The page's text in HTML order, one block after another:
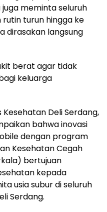
meminta seluruh
turun hingga ke
dirasakan langsung
berat agar tidak
keluarga
Deli Serdang,
bahwa inovasi
dengan program
Kesehatan Cegah
bertujuan
kepada
usia subur di seluruh
Serdang.